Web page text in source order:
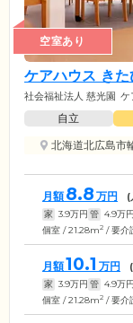
空室あり
ケアハウス きた
社会福祉法人 慈光園 ケ
自立
北海道北広島市
月額 8.8 万円 (
家 3.9万円 管 4.9万円
個室 / 21.28m2 / 要介
月額10.1 万円
家 3.9万円 管 4.9万円
個室 / 21.28m2 / 要介